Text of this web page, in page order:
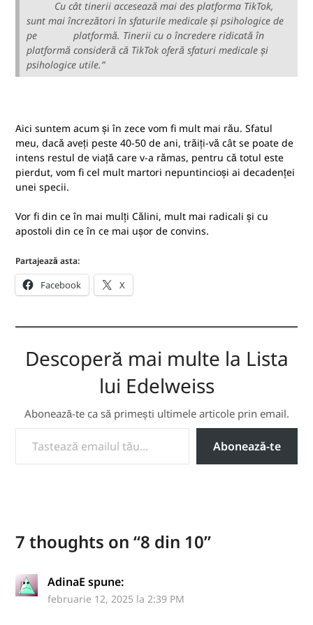
Cu cât tinerii accesează mai des platforma TikTok,
sunt mai încrezători în sfaturile medicale și psihologice de
pe platformă. Tinerii cu o încredere ridicată în
platformă consideră că TikTok oferă sfaturi medicale și
psihologice utile.”
Aici suntem acum și în zece vom fi mult mai rău. Sfatul
meu, dacă aveți peste 40-50 de ani, trăiți-vă cât se poate de
intens restul de viață care v-a rămas, pentru că totul este
pierdut, vom fi cel mult martori nepuntincioși ai decadenței
unei specii.
Vor fi din ce în mai mulți Călini, mult mai radicali și cu
apostoli din ce în ce mai ușor de convins.
Partajează asta:
Facebook X
Descoperă mai multe la Lista
lui Edelweiss
Abonează-te ca să primești ultimele articole prin email.
TASTEAZĂ EMAILUL TĂU...
Abonează-te
7 thoughts on “8 din 10”
AdinaE spune:
februarie 12, 2025 la 2:39 PM